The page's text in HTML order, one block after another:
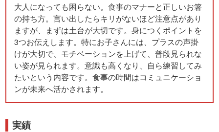
大人になっても困らない。食事のマナーと正しいお箸
の持ち方。言い出したらキリがないほど注意点があり
ますが、まずは土台が大切です。身につくポイントを
3つお伝えします。特にお子さんには、プラスの声掛
けが大切で、モチベーションを上げて、普段見られな
い姿が見られます。意識も高くなり、自ら練習してみ
たいという内容です。食事の時間はコミュニケーショ
ンが未来へ活かされます。
実績